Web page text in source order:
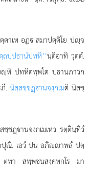
ตาเห อฏฺ สมาปตฺติโย ปฺจ
ถปฺปธานํปทหิ’’นฺติอาทิ วุตฺตํ.
หิ ปทหิตพฺพโต ปธานภาวก
ภึ.นิสฺสชฺชฏฺานจงฺกเมติ นิสชฺ
ฏฺานจงฺกเมเหว รตฺตินฺทิวํ
ปุณิ. เอวํ ปน อภิฺาพลํ ปตฺ
ตทา สพฺพชนสงฺคหกโร มา